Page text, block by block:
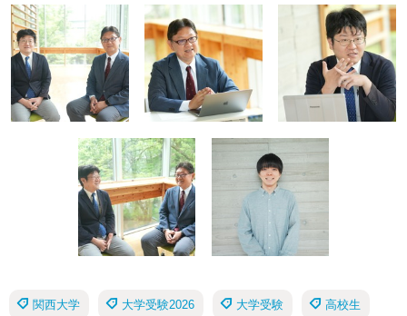
関西大学 大学受験2026 大学受験 高校生